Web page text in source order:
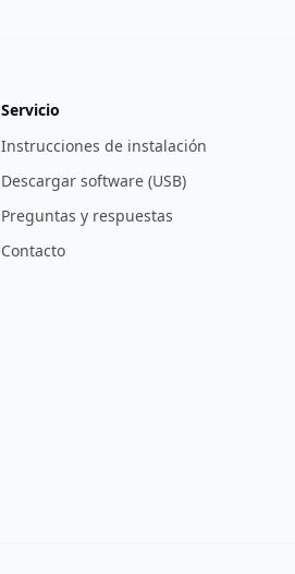
Servicio
Instrucciones de instalación
Descargar software (USB)
Preguntas y respuestas
Contacto